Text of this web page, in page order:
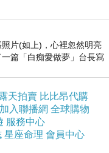
片(如上)，心裡忽然明亮
篇「白痴愛做夢」台長寫
狂愛上
天拍賣 比比昂代購
加入聯播網 全球購物
服務中心
星座命理 會員中心